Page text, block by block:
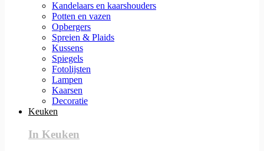
Kandelaars en kaarshouders
Potten en vazen
Opbergers
Spreien & Plaids
Kussens
Spiegels
Fotolijsten
Lampen
Kaarsen
Decoratie
Keuken
In Keuken